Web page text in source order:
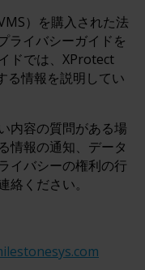
）を購入された法
ライバシーガイドを
ドでは、XProtect
る情報を説明してい
内容の質問がある場
情報の通知、データ
イバシーの権利の行
ください。